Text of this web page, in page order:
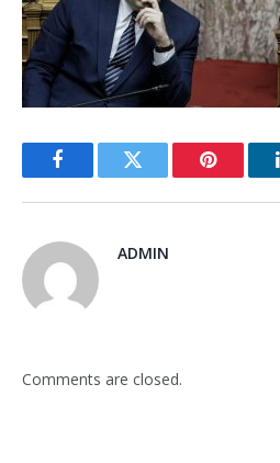
FacebookTwitter Pinterest
ADMIN
Comments are closed.